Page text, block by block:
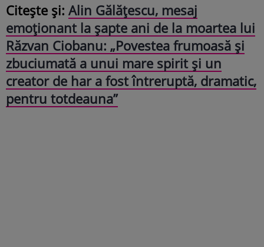
Citește și: Alin Gălățescu, mesaj
emoționant la șapte ani de la moartea lui
Răzvan Ciobanu: „Povestea frumoasă și
zbuciumată a unui mare spirit și un
creator de har a fost întreruptă, dramatic,
pentru totdeauna”